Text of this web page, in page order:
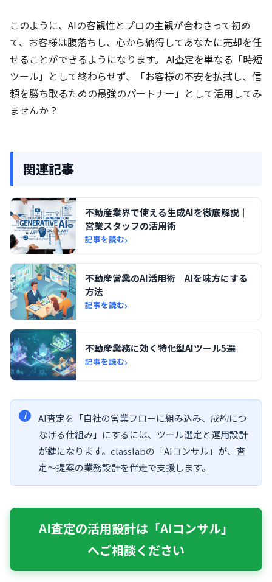
このように、AIの客観性とプロの主観が合わさって初め
て、お客様は腹落ちし、心から納得してあなたに売却を任
せることができるようになります。 AI査定を単なる「時短
ツール」として終わらせず、「お客様の不安を払拭し、信
頼を勝ち取るための最強のパートナー」として活用してみ
ませんか？
関連記事
不動産業界で使える生成AIを徹底解説｜
営業スタッフの活用術
記事を読む›
不動産営業のAI活用術｜AIを味方にする
方法
記事を読む›
不動産業務に効く特化型AIツール5選
記事を読む›
AI査定を「自社の営業フローに組み込み、成約につ
なげる仕組み」にするには、ツール選定と運用設計
が鍵になります。classlabの「AIコンサル」が、査
定〜提案の業務設計を伴走で支援します。
AI査定の活用設計は「AIコンサル」
へご相談ください